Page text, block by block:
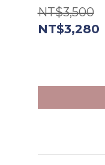
NT$3,500
NT$3,280